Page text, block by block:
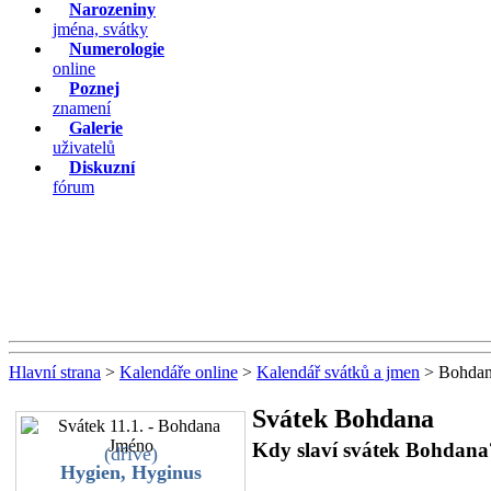
Narozeniny
jména, svátky
Numerologie
online
Poznej
znamení
Galerie
uživatelů
Diskuzní
fórum
Hlavní strana > Kalendáře online > Kalendář svátků a jmen >
(dříve)
Hygien, Hyginus
Svátek Bohdana
Kdy slaví svátek